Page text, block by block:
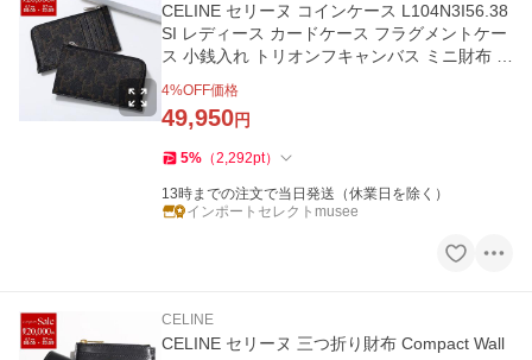
CELINE セリーヌ コインケース L104N3I56.38
SI レディース カードケース フラグメントケー
ス 小銭入れ トリオンフキャンバス ミニ財布 Bl
4%OFF価格
49,950円
5% （2,292pt）
13時までの注文で当日発送（休業日を除く）
インポートセレクトmusee
CELINE
CELINE セリーヌ 三つ折り財布 Compact Wall